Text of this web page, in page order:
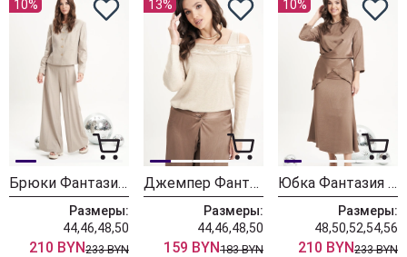
10%
Брюки Фантазия Мод 4980
Размеры:
44,46,48,50
210 BYN233 BYN
13%
Джемпер Фантазия Мод 5015
Размеры:
44,46,48,50
159 BYN183 BYN
10%
Юбка Фантазия Мод 4991
Размеры:
48,50,52,54,56
210 BYN233 BYN